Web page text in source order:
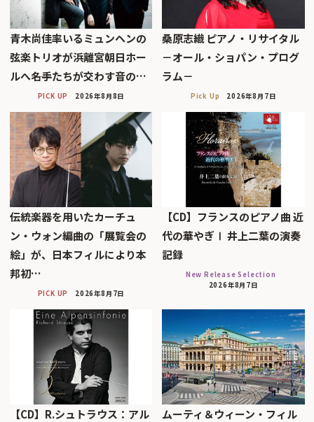
青木尚佳率いるミュンヘンの
弦楽トリオが浜離宮朝日ホー
ルへ――名手たちが交わす音の…
PICK UP 2026年8月8日
桑原志織 ピアノ・リサイタル
－オール・ショパン・プログ
ラム－
Pick Up 2026年8月7日
伝統楽器を用いたカーチュ
ン・ウォン編曲の「展覧会の
絵」が、日本フィルにより本
邦初…
PICK UP 2026年8月7日
【CD】フランスのピアノ曲 近
代の華やぎⅠ 井上二葉の演奏
記録
New Release Selection
2026年8月7日
【CD】R.シュトラウス：アル
ムーティ＆ウィーン・フィル